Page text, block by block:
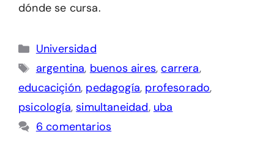
dónde se cursa.
Categorías
Universidad
Etiquetas
argentina, buenos aires,carrera,
educaciçión, pedagogía, profesorado,
psicología,simultaneidad, uba
6 comentarios